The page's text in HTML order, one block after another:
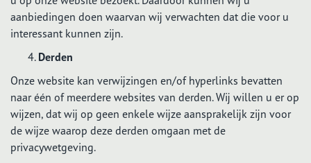
aanbiedingen doen waarvan wij verwachten dat die voor u
interessant kunnen zijn.
Derden
Onze website kan verwijzingen en/of hyperlinks bevatten
naar één of meerdere websites van derden. Wij willen u er op
wijzen, dat wij op geen enkele wijze aansprakelijk zijn voor
de wijze waarop deze derden omgaan met de
privacywetgeving.